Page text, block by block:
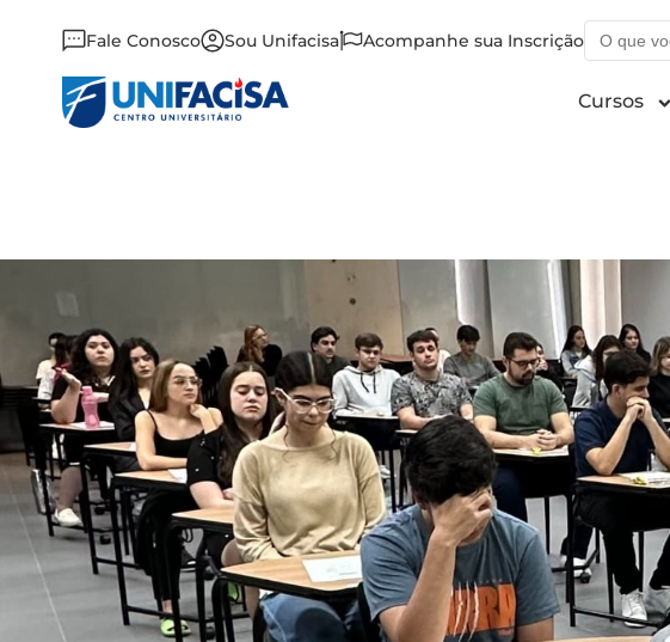
Fale Conosco Sou Unifacisa Acompanhe sua Inscrição
que
procura?
Cursos